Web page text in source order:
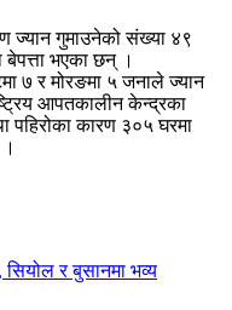
ज्यान गुमाउनेको संख्या ४९
भएका छन् ।
७ र मोरङमा ५ जनाले ज्यान
आपतकालीन केन्द्रका
पहिरोका कारण ३०५ घरमा
सियोल र बुसानमा भव्य